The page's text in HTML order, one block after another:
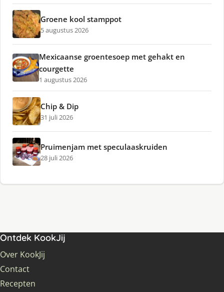
Groene kool stamppot
5 augustus 2026
Mexicaanse groentesoep met gehakt en
courgette
1 augustus 2026
Chip & Dip
31 juli 2026
Pruimenjam met speculaaskruiden
28 juli 2026
Ontdek KookJij
Over KookJij
Contact
Recepten